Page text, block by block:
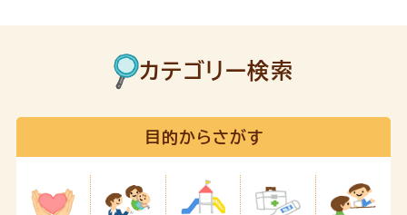
カテゴリー検索
目的からさがす